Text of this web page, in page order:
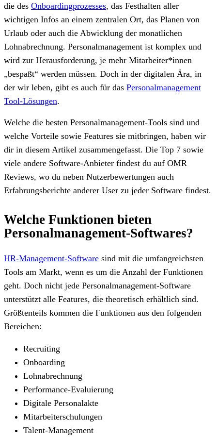
die des Onboardingprozesses, das Festhalten aller
wichtigen Infos an einem zentralen Ort, das Planen von
Urlaub oder auch die Abwicklung der monatlichen
Lohnabrechnung. Personalmanagement ist komplex und
wird zur Herausforderung, je mehr Mitarbeiter*innen
„bespaßt“ werden müssen. Doch in der digitalen Ära, in
der wir leben, gibt es auch für das Personalmanagement
Tool-Lösungen.
Welche die besten Personalmanagement-Tools sind und
welche Vorteile sowie Features sie mitbringen, haben wir
dir in diesem Artikel zusammengefasst. Die Top 7 sowie
viele andere Software-Anbieter findest du auf OMR
Reviews, wo du neben Nutzerbewertungen auch
Erfahrungsberichte anderer User zu jeder Software findest.
Welche Funktionen bieten
Personalmanagement-Softwares?
HR-Management-Software sind mit die umfangreichsten
Tools am Markt, wenn es um die Anzahl der Funktionen
geht. Doch nicht jede Personalmanagement-Software
unterstützt alle Features, die theoretisch erhältlich sind.
Größtenteils kommen die Funktionen aus den folgenden
Bereichen:
Recruiting
Onboarding
Lohnabrechnung
Performance-Evaluierung
Digitale Personalakte
Mitarbeiterschulungen
Talent-Management